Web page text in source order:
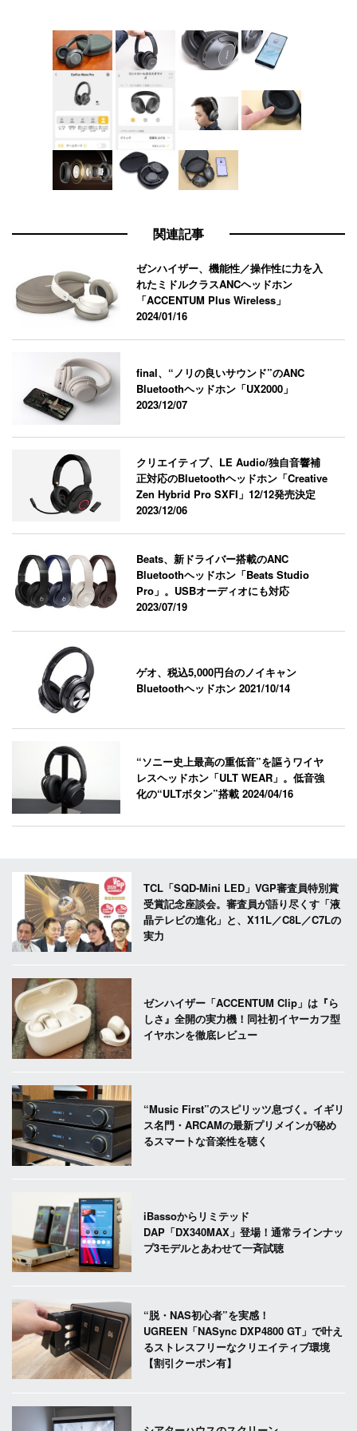
関連記事
ゼンハイザー、機能性／操作性に力を入
れたミドルクラスANCヘッドホン
「ACCENTUM Plus Wireless」
2024/01/16
final、“ノリの良いサウンド”のANC
Bluetoothヘッドホン「UX2000」
2023/12/07
クリエイティブ、LE Audio/独自音響補
正対応のBluetoothヘッドホン「Creative
Zen Hybrid Pro SXFI」12/12発売決定
2023/12/06
Beats、新ドライバー搭載のANC
Bluetoothヘッドホン「Beats Studio
Pro」。USBオーディオにも対応
2023/07/19
ゲオ、税込5,000円台のノイキャン
Bluetoothヘッドホン2021/10/14
“ソニー史上最高の重低音”を謳うワイヤ
レスヘッドホン「ULT WEAR」。低音強
化の“ULTボタン”搭載2024/04/16
TCL「SQD-Mini LED」VGP審査員特別賞
受賞記念座談会。審査員が語り尽くす「液
晶テレビの進化」と、X11L／C8L／C7Lの
実力
ゼンハイザー「ACCENTUM Clip」は『ら
しさ』全開の実力機！同社初イヤーカフ型
イヤホンを徹底レビュー
“Music First”のスピリッツ息づく。イギリ
ス名門・ARCAMの最新プリメインが秘め
るスマートな音楽性を聴く
iBassoからリミテッド
DAP「DX340MAX」登場！通常ラインナッ
プ3モデルとあわせて一斉試聴
“脱・NAS初心者”を実感！
UGREEN「NASync DXP4800 GT」で叶え
るストレスフリーなクリエイティブ環境
【割引クーポン有】